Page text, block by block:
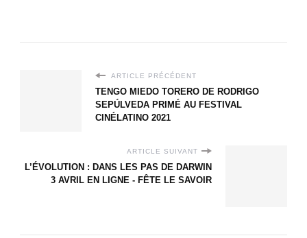
ARTICLE PRÉCÉDENT
TENGO MIEDO TORERO DE RODRIGO
SEPÚLVEDA PRIMÉ AU FESTIVAL
CINÉLATINO 2021
ARTICLE SUIVANT
L’ÉVOLUTION : DANS LES PAS DE DARWIN
3 AVRIL EN LIGNE - FÊTE LE SAVOIR